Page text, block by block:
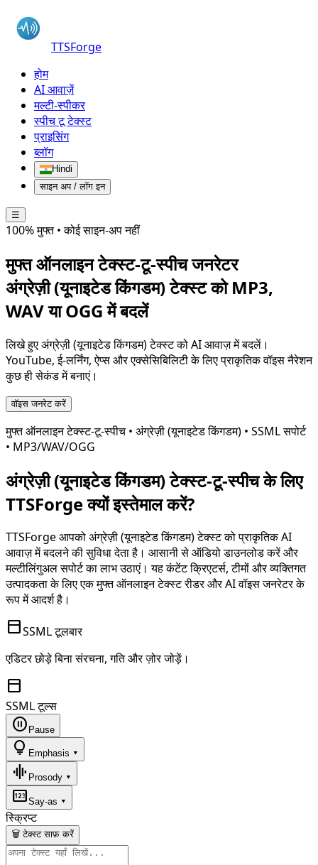
TTSForge
होम
AI आवाज़ें
मल्टी-स्पीकर
स्पीच टू टेक्स्ट
प्राइसिंग
ब्लॉग
Hindi
साइन अप / लॉग इन
☰
100% मुफ्त • कोई साइन-अप नहीं
मुफ्त ऑनलाइन टेक्स्ट-टू-स्पीच जनरेटर
अंग्रेज़ी (यूनाइटेड किंगडम)टेक्स्ट को MP3,
WAV या OGG में बदलें
लिखे हुएअंग्रेज़ी (यूनाइटेड किंगडम)टेक्स्ट को AI आवाज़ में बदलें।
YouTube, ई-लर्निंग, ऐप्स और एक्सेसिबिलिटी के लिए प्राकृतिक वॉइस नैरेशन
कुछ ही सेकंड में बनाएं।
वॉइस जनरेट करें
मुफ्त ऑनलाइन टेक्स्ट-टू-स्पीच • अंग्रेज़ी (यूनाइटेड किंगडम) • SSML सपोर्ट
• MP3/WAV/OGG
अंग्रेज़ी (यूनाइटेड किंगडम)टेक्स्ट-टू-स्पीच के लिए
TTSForge क्यों इस्तेमाल करें?
TTSForge आपकोअंग्रेज़ी (यूनाइटेड किंगडम)टेक्स्ट को प्राकृतिक AI
आवाज़ में बदलने की सुविधा देता है। आसानी से ऑडियो डाउनलोड करें और
मल्टीलिंगुअल सपोर्ट का लाभ उठाएं। यह कंटेंट क्रिएटर्स, टीमों और व्यक्तिगत
उत्पादकता के लिए एक मुफ्त ऑनलाइन टेक्स्ट रीडर और AI वॉइस जनरेटर के
रूप में आदर्श है।
toolbarSSML टूलबार
एडिटर छोड़े बिना संरचना, गति और ज़ोर जोड़ें।
toolbar
SSML टूल्स
pause_circle Pause
lightbulb Emphasis ▾
graphic_eq Prosody ▾
pinSay-as ▾
स्क्रिप्ट
🗑 टेक्स्ट साफ़ करें